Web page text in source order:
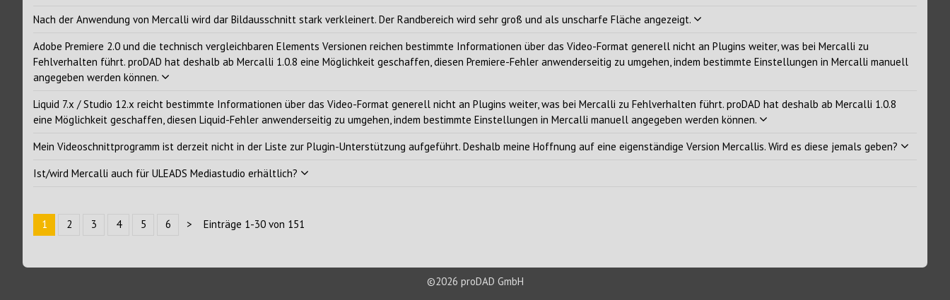
Nach der Anwendung von Mercalli wird dar Bildausschnitt stark verkleinert. Der Randbereich wird sehr groß und als unscharfe Fläche angezeigt.
Adobe Premiere 2.0 und die technisch vergleichbaren Elements Versionen reichen bestimmte Informationen über das Video-Format generell nicht an Plugins weiter, was bei Mercalli zu
Fehlverhalten führt. proDAD hat deshalb ab Mercalli 1.0.8 eine Möglichkeit geschaffen, diesen Premiere-Fehler anwenderseitig zu umgehen, indem bestimmte Einstellungen in Mercalli manuell
angegeben werden können.
Liquid 7.x / Studio 12.x reicht bestimmte Informationen über das Video-Format generell nicht an Plugins weiter, was bei Mercalli zu Fehlverhalten führt. proDAD hat deshalb ab Mercalli 1.0.8
eine Möglichkeit geschaffen, diesen Liquid-Fehler anwenderseitig zu umgehen, indem bestimmte Einstellungen in Mercalli manuell angegeben werden können.
Mein Videoschnittprogramm ist derzeit nicht in der Liste zur Plugin-Unterstützung aufgeführt. Deshalb meine Hoffnung auf eine eigenständige Version Mercallis. Wird es diese jemals geben?
Ist/wird Mercalli auch für ULEADS Mediastudio erhältlich?
1 2 3 4 5 6 > Einträge 1-30 von 151
©2026 proDAD GmbH